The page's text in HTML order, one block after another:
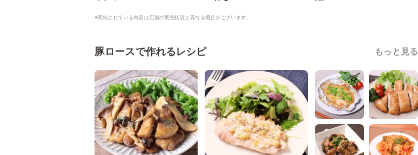
※明細されている内容は店舗の実売状況と異なる場合がございます。
豚ロースで作れるレシピ もっと見る